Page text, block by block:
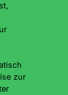
zur